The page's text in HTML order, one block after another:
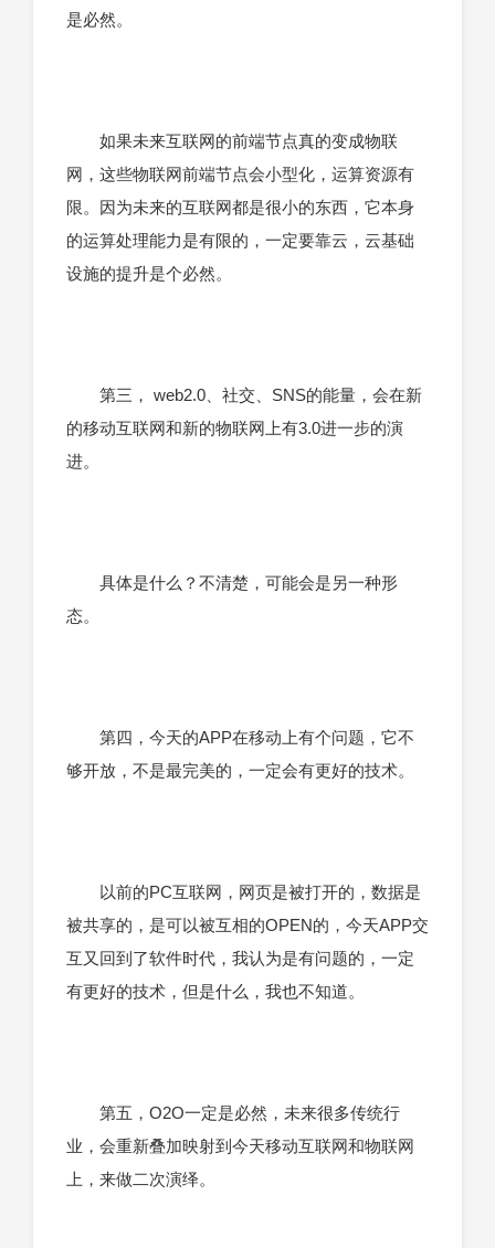
是必然。
如果未来互联网的前端节点真的变成物联
网，这些物联网前端节点会小型化，运算资源有
限。因为未来的互联网都是很小的东西，它本身
的运算处理能力是有限的，一定要靠云，云基础
设施的提升是个必然。
第三， web2.0、社交、SNS的能量，会在新
的移动互联网和新的物联网上有3.0进一步的演
进。
具体是什么？不清楚，可能会是另一种形
态。
第四，今天的APP在移动上有个问题，它不
够开放，不是最完美的，一定会有更好的技术。
以前的PC互联网，网页是被打开的，数据是
被共享的，是可以被互相的OPEN的，今天APP交
互又回到了软件时代，我认为是有问题的，一定
有更好的技术，但是什么，我也不知道。
第五，O2O一定是必然，未来很多传统行
业，会重新叠加映射到今天移动互联网和物联网
上，来做二次演绎。